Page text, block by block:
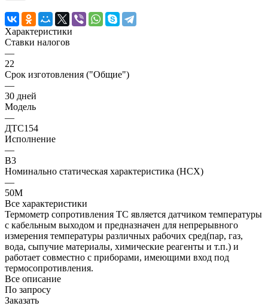
Характеристики
Ставки налогов
—
22
Срок изготовления ("Общие")
—
30 дней
Модель
—
ДТС154
Исполнение
—
В3
Номинально статическая характеристика (НСХ)
—
50М
Все характеристики
Термометр сопротивления ТС является датчиком температуры
с кабельным выходом и предназначен для непрерывного
измерения температуры различных рабочих сред(пар, газ,
вода, сыпучие материалы, химические реагенты и т.п.) и
работает совместно с приборами, имеющими вход под
термосопротивления.
Все описание
По запросу
Заказать